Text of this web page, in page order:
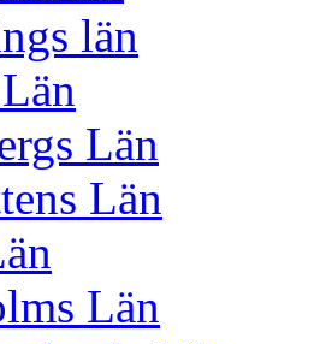
län
Län
Län
Län